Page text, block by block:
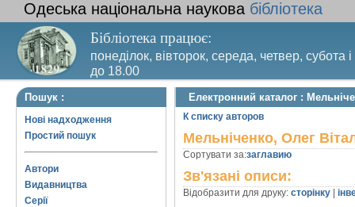
Одеська національна наукова бібліотека
Бібліотека працює:
понеділок, вівторок, середа, четвер, субота
до 18.00
Вихідний день – п’ятниця. Останній четвер
Пошук :
Нові надходження
Простий пошук
Автори
Видавництва
Серії
Електронний каталог :
К списку авторов
Мельніченко, Олег
Сортувати за:заглавию
Зв'язані описи:
Відобразити для друку: сторінку